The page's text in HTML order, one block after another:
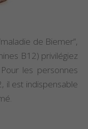
de Biemer”,
B12) privilégiez
les personnes
il est indispensable